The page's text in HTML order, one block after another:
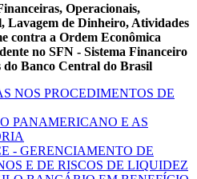
Operacionais,
Lavagem de Dinheiro, Atividades
contra a Ordem Econômica
no SFN - Sistema Financeiro
Banco Central do Brasil
NOS PROCEDIMENTOS DE
PANAMERICANO E AS
- GERENCIAMENTO DE
E DE RISCOS DE LIQUIDEZ